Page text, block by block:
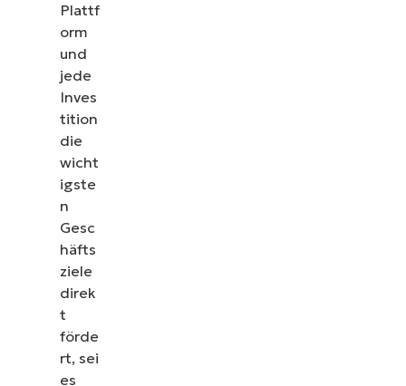
Plattf
orm
und
jede
Inves
tition
die
wicht
igste
n
Gesc
häfts
ziele
direk
t
förde
rt, sei
es